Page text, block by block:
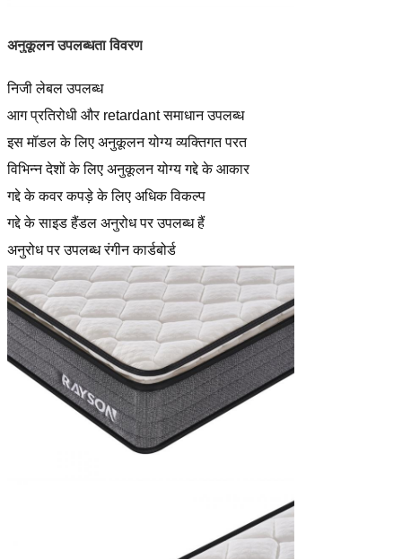
अनुकूलन उपलब्धता विवरण
निजी लेबल उपलब्ध
आग प्रतिरोधी और retardant समाधान उपलब्ध
इस मॉडल के लिए अनुकूलन योग्य व्यक्तिगत परत
विभिन्न देशों के लिए अनुकूलन योग्य गद्दे के आकार
गद्दे के कवर कपड़े के लिए अधिक विकल्प
गद्दे के साइड हैंडल अनुरोध पर उपलब्ध हैं
अनुरोध पर उपलब्ध रंगीन कार्डबोर्ड